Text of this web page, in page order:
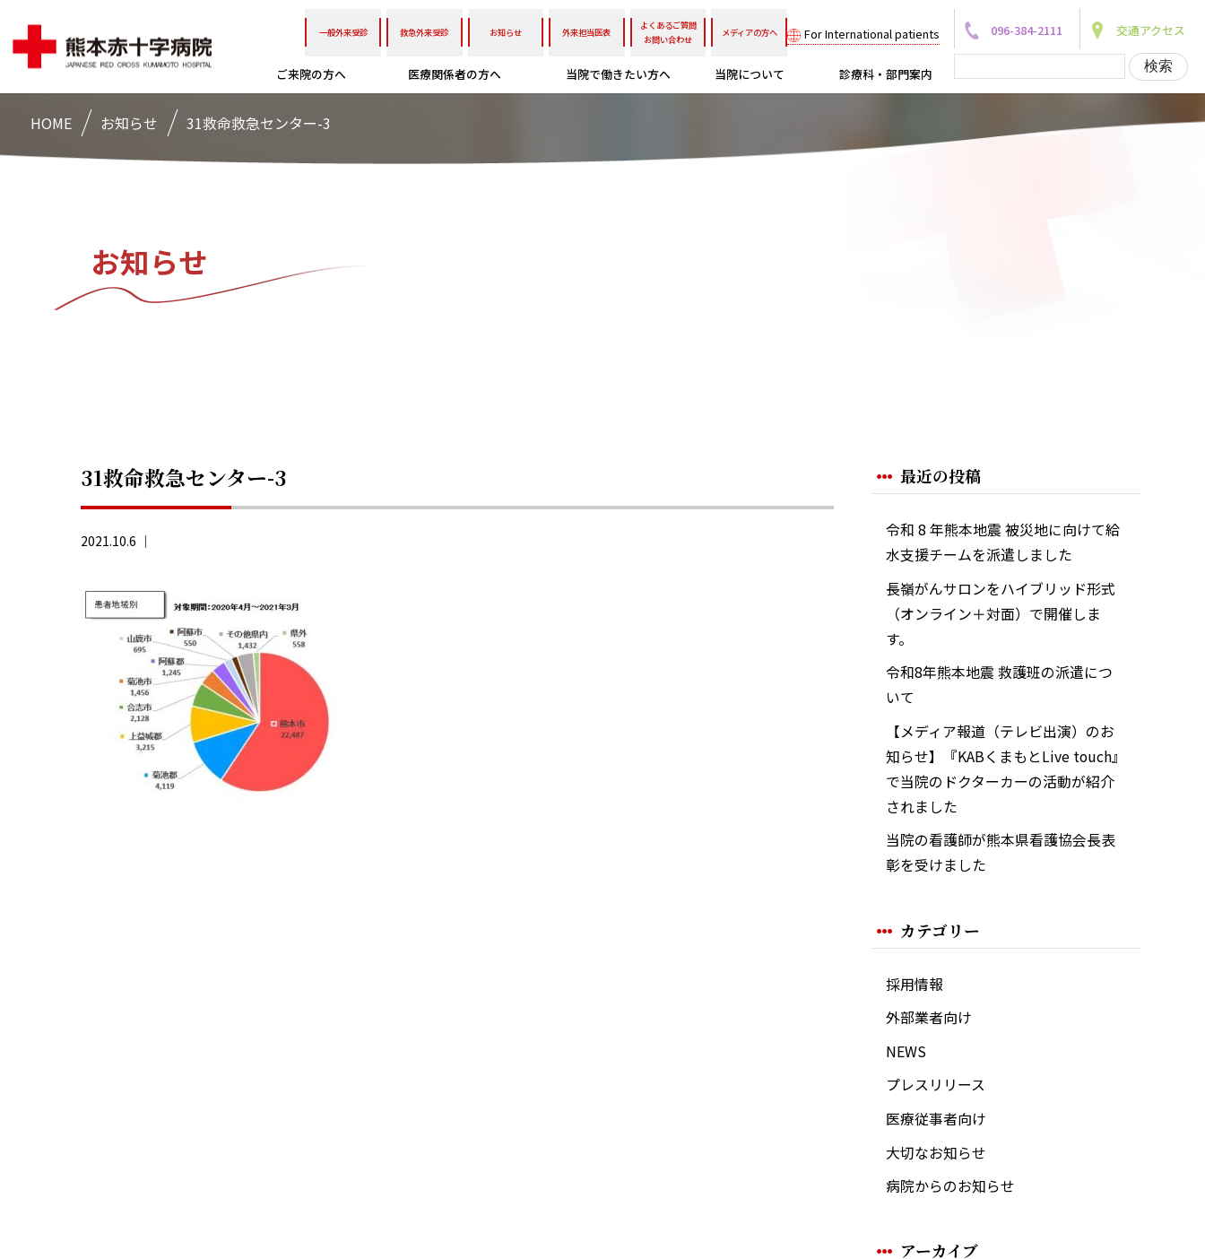
一般外来受診 救急外来受診 お知らせ 外来担当医表
よくあるご質問
お問い合わせ
メディアの方へ For International patients
ご来院の方へ 医療関係者の方へ 当院で働きたい方へ 当院について 診療科・部門案内
096-384-2111 交通アクセス
HOME お知らせ 31救命救急センター-3
お知らせ
31救命救急センター-3
2021.10.6 ｜
最近の投稿
令和 8 年熊本地震 被災地に向けて給
水支援チームを派遣しました
長嶺がんサロンをハイブリッド形式
（オンライン＋対面）で開催しま
す。
令和8年熊本地震 救護班の派遣につ
いて
【メディア報道（テレビ出演）のお
知らせ】『KABくまもとLive touch』
で当院のドクターカーの活動が紹介
されました
当院の看護師が熊本県看護協会長表
彰を受けました
カテゴリー
採用情報
外部業者向け
NEWS
プレスリリース
医療従事者向け
大切なお知らせ
病院からのお知らせ
アーカイブ